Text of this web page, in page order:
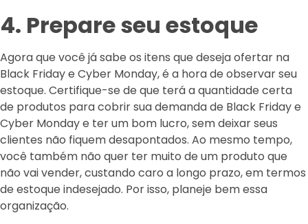
4. Prepare seu estoque
Agora que você já sabe os itens que deseja ofertar na
Black Friday e Cyber Monday, é a hora de observar seu
estoque. Certifique-se de que terá a quantidade certa
de produtos para cobrir sua demanda de Black Friday e
Cyber Monday e ter um bom lucro, sem deixar seus
clientes não fiquem desapontados. Ao mesmo tempo,
você também não quer ter muito de um produto que
não vai vender, custando caro a longo prazo, em termos
de estoque indesejado. Por isso, planeje bem essa
organização.